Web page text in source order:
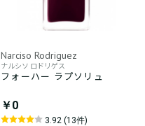
Narciso Rodriguez
ナルシソ ロドリゲス
フォーハー ラプソリュ
￥0
3.92 (13件)